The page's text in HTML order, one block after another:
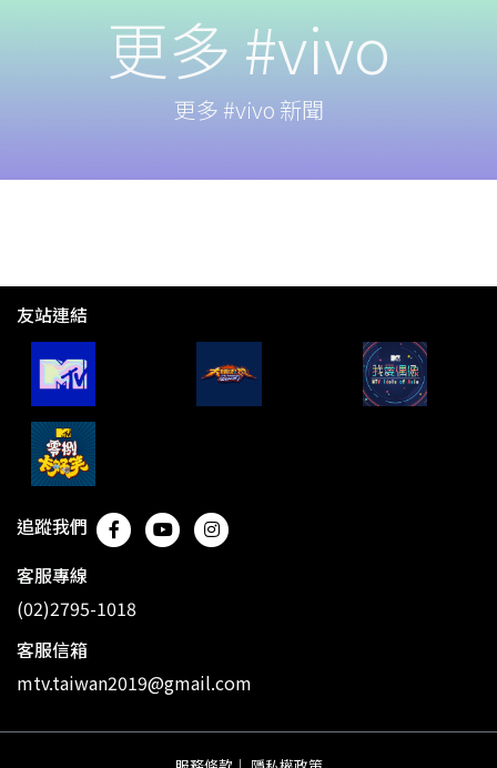
更多 #vivo
更多 #vivo 新聞
友站連結
追蹤我們
客服專線
(02)2795-1018
客服信箱
mtv.taiwan2019@gmail.com